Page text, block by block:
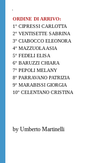
.
ORDINE DI ARRIVO:
1° CIPRESSI CARLOTTA
2° VENTISETTE SABRINA
3° CIABOCCO ELEONORA
4° MAZZUOLA ASIA
5° FEDELI ELISA
6° BARUZZI CHIARA
7° PEPOLI MELANY
8° PARRAVANO PATRIZIA
9° MARABISSI GIORGIA
10° CELENTANO CRISTINA
by Umberto Martinelli